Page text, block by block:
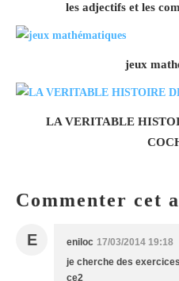
les adjectifs et les
jeux
LA VERITABLE
Commenter cet
E eniloc 17/03/2014 19:18
je cherche des
ce2